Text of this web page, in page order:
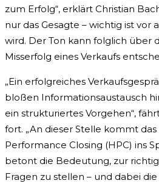
zum Erfolg“, erklärt Christian
nur das Gesagte – wichtig ist vor
wird. Der Ton kann folglich über
Misserfolg eines Verkaufs
„Ein erfolgreiches
bloßen Informationsaustausch
ein strukturiertes Vorgehen“,
fort. „An dieser Stelle kommt
Performance Closing (HPC) ins
betont die Bedeutung, zur
Fragen zu stellen – und dabei